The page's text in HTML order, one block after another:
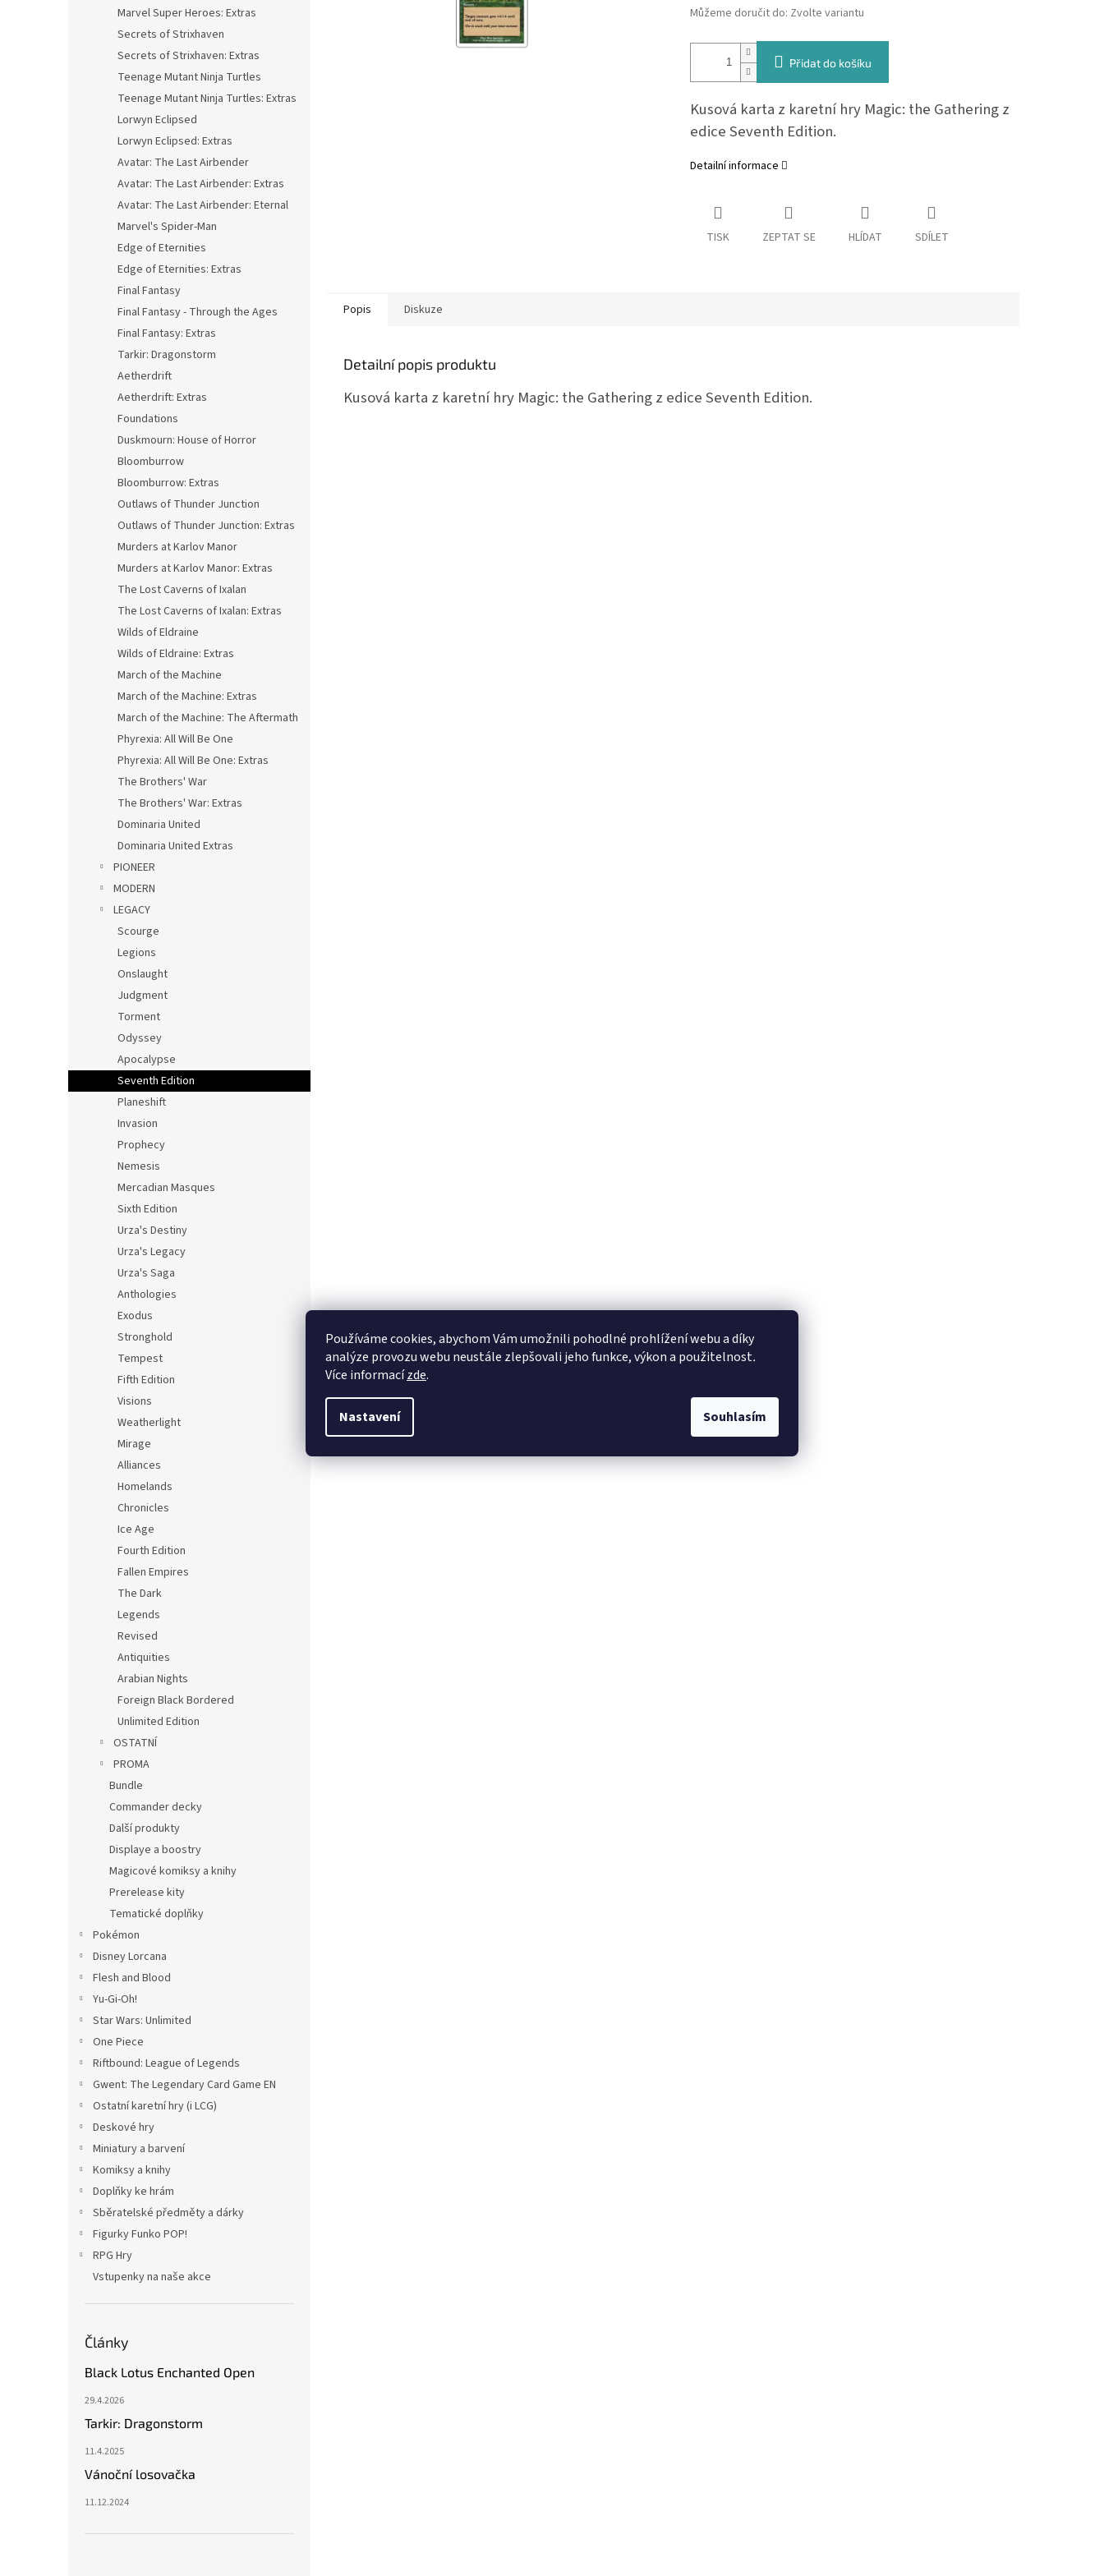
Používáme cookies, abychom Vám umožnili pohodlné prohlížení webu a díky
analýze provozu webu neustále zlepšovali jeho funkce, výkon a použitelnost.
Více informacízde.
Nastavení Souhlasím
Marvel Super Heroes: Extras
Secrets of Strixhaven
Secrets of Strixhaven: Extras
Teenage Mutant Ninja Turtles
Teenage Mutant Ninja Turtles: Extras
Lorwyn Eclipsed
Lorwyn Eclipsed: Extras
Avatar: The Last Airbender
Avatar: The Last Airbender: Extras
Avatar: The Last Airbender: Eternal
Marvel's Spider-Man
Edge of Eternities
Edge of Eternities: Extras
Final Fantasy
Final Fantasy - Through the Ages
Final Fantasy: Extras
Tarkir: Dragonstorm
Aetherdrift
Aetherdrift: Extras
Foundations
Duskmourn: House of Horror
Bloomburrow
Bloomburrow: Extras
Outlaws of Thunder Junction
Outlaws of Thunder Junction: Extras
Murders at Karlov Manor
Murders at Karlov Manor: Extras
The Lost Caverns of Ixalan
The Lost Caverns of Ixalan: Extras
Wilds of Eldraine
Wilds of Eldraine: Extras
March of the Machine
March of the Machine: Extras
March of the Machine: The Aftermath
Phyrexia: All Will Be One
Phyrexia: All Will Be One: Extras
The Brothers' War
The Brothers' War: Extras
Dominaria United
Dominaria United Extras
PIONEER
MODERN
LEGACY
Scourge
Legions
Onslaught
Judgment
Torment
Odyssey
Apocalypse
Seventh Edition
Planeshift
Invasion
Prophecy
Nemesis
Mercadian Masques
Sixth Edition
Urza's Destiny
Urza's Legacy
Urza's Saga
Anthologies
Exodus
Stronghold
Tempest
Fifth Edition
Visions
Weatherlight
Mirage
Alliances
Homelands
Chronicles
Ice Age
Fourth Edition
Fallen Empires
The Dark
Legends
Revised
Antiquities
Arabian Nights
Foreign Black Bordered
Unlimited Edition
OSTATNÍ
PROMA
Bundle
Commander decky
Další produkty
Displaye a boostry
Magicové komiksy a knihy
Prerelease kity
Tematické doplňky
Pokémon
Disney Lorcana
Flesh and Blood
Yu-Gi-Oh!
Star Wars: Unlimited
One Piece
Riftbound: League of Legends
Gwent: The Legendary Card Game EN
Ostatní karetní hry (i LCG)
Deskové hry
Miniatury a barvení
Komiksy a knihy
Doplňky ke hrám
Sběratelské předměty a dárky
Figurky Funko POP!
RPG Hry
Vstupenky na naše akce
Články
Black Lotus Enchanted Open
29.4.2026
Tarkir: Dragonstorm
11.4.2025
Vánoční losovačka
11.12.2024
Můžeme doručit do: Zvolte variantu
Přidat do košíku
Kusová karta z karetní hry Magic: the Gathering z
edice Seventh Edition.
Detailní informace
TISK ZEPTAT SE HLÍDAT SDÍLET
Popis Diskuze
Detailní popis produktu
Kusová karta z karetní hry Magic: the Gathering z edice Seventh Edition.